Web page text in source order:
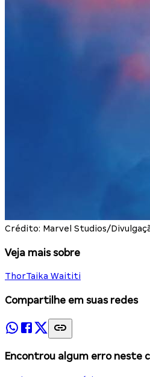
Crédito: Marvel Studios/
Veja mais sobre
ThorTaika Waititi
Compartilhe em suas redes
Encontrou algum erro neste